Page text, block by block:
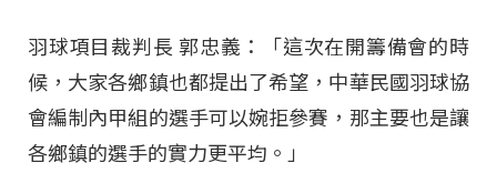
羽球項目裁判長 郭忠義：「這次在開籌備會的時
候，大家各鄉鎮也都提出了希望，中華民國羽球協
會編制內甲組的選手可以婉拒參賽，那主要也是讓
各鄉鎮的選手的實力更平均。」